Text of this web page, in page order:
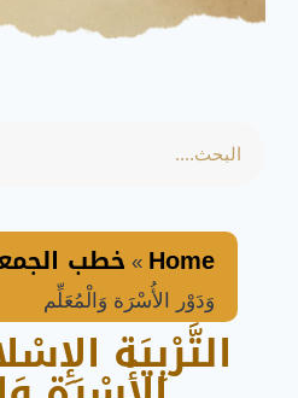
التَّرْبِيَة
Home
» خطب
وَدَوْر الأُسْرَة وَالْمُعَلِّم